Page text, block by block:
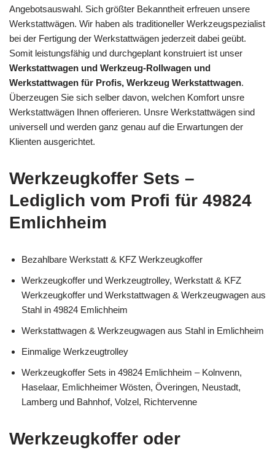
Angebotsauswahl. Sich größter Bekanntheit erfreuen unsere
Werkstattwägen. Wir haben als traditioneller Werkzeugspezialist
bei der Fertigung der Werkstattwägen jederzeit dabei geübt.
Somit leistungsfähig und durchgeplant konstruiert ist unser
Werkstattwagen und Werkzeug-Rollwagen und
Werkstattwagen für Profis, Werkzeug Werkstattwagen.
Überzeugen Sie sich selber davon, welchen Komfort unsre
Werkstattwägen Ihnen offerieren. Unsre Werkstattwägen sind
universell und werden ganz genau auf die Erwartungen der
Klienten ausgerichtet.
Werkzeugkoffer Sets –
Lediglich vom Profi für 49824
Emlichheim
Bezahlbare Werkstatt & KFZ Werkzeugkoffer
Werkzeugkoffer und Werkzeugtrolley, Werkstatt & KFZ
Werkzeugkoffer und Werkstattwagen & Werkzeugwagen aus
Stahl in 49824 Emlichheim
Werkstattwagen & Werkzeugwagen aus Stahl in Emlichheim
Einmalige Werkzeugtrolley
Werkzeugkoffer Sets in 49824 Emlichheim – Kolnvenn,
Haselaar, Emlichheimer Wösten, Överingen, Neustadt,
Lamberg und Bahnhof, Volzel, Richtervenne
Werkzeugkoffer oder